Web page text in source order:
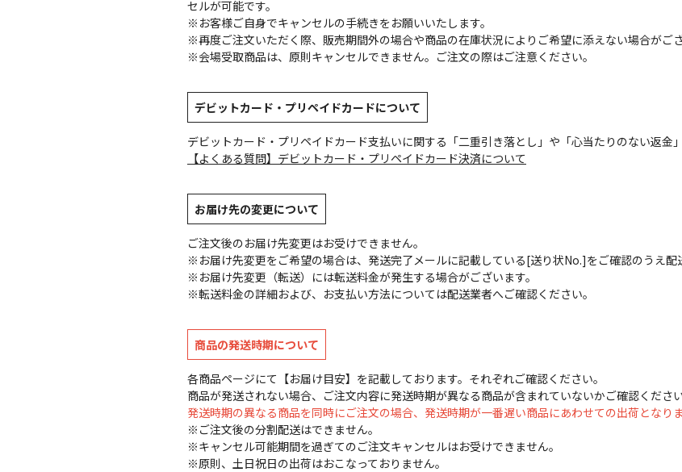
セルが可能です。
※お客様ご自身でキャンセルの手続きをお願いいたします。
※再度ご注文いただく際、販売期間外の場合や商品の在庫状況によりご希望に添えない場合がござ
※会場受取商品は、原則キャンセルできません。ご注文の際はご注意ください。
デビットカード・プリペイドカードについて
デビットカード・プリペイドカード支払いに関する「二重引き落とし」や「心当たりのない返金
【よくある質問】デビットカード・プリペイドカード決済について
お届け先の変更について
ご注文後のお届け先変更はお受けできません。
※お届け先変更をご希望の場合は、発送完了メールに記載している[送り状No.]をご確認のうえ配
※お届け先変更（転送）には転送料金が発生する場合がございます。
※転送料金の詳細および、お支払い方法については配送業者へご確認ください。
商品の発送時期について
各商品ページにて【お届け目安】を記載しております。それぞれご確認ください。
商品が発送されない場合、ご注文内容に発送時期が異なる商品が含まれていないかご確認ください
発送時期の異なる商品を同時にご注文の場合、発送時期が一番遅い商品にあわせての出荷となりま
※ご注文後の分割配送はできません。
※キャンセル可能期間を過ぎてのご注文キャンセルはお受けできません。
※原則、土日祝日の出荷はおこなっておりません。